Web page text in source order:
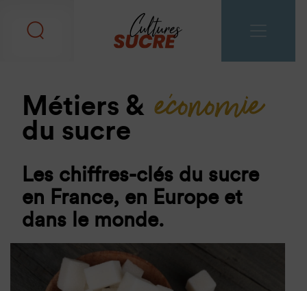
Métiers & économie
du sucre
Les chiffres-clés du sucre
en France, en Europe et
dans le monde.